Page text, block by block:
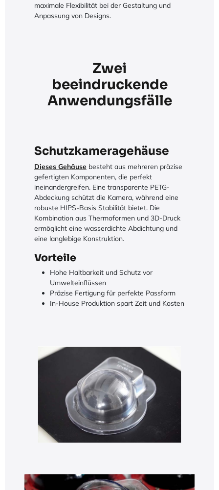
maximale Flexibilität bei der Gestaltung und
Anpassung von Designs.
Zwei
beeindruckende
Anwendungsfälle
Schutzkameragehäuse
Dieses Gehäuse besteht aus mehreren präzise
gefertigten Komponenten, die perfekt
ineinandergreifen. Eine transparente PETG-
Abdeckung schützt die Kamera, während eine
robuste HIPS-Basis Stabilität bietet. Die
Kombination aus Thermoformen und 3D-Druck
ermöglicht eine wasserdichte Abdichtung und
eine langlebige Konstruktion.
Vorteile
Hohe Haltbarkeit und Schutz vor
Umwelteinflüssen
Präzise Fertigung für perfekte Passform
In-House Produktion spart Zeit und Kosten